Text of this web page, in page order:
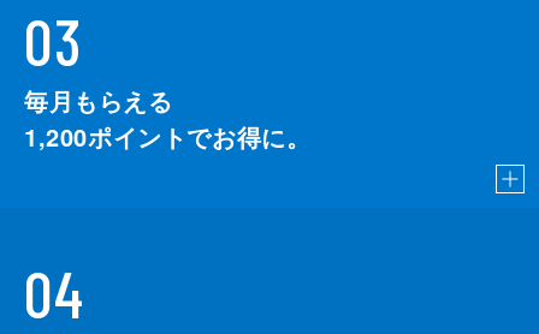
03
毎月もらえる
1,200ポイントでお得に。
04